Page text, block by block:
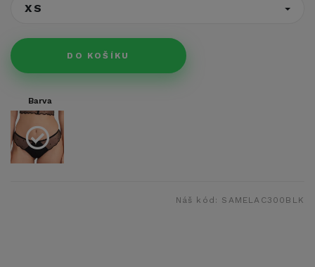
XS
DO KOŠÍKU
Barva
Náš kód: SAMELAC300BLK